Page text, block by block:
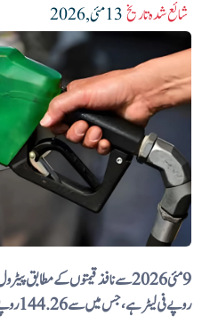
شائع شدہ تاریخ
روپے فی لیٹر ہے، جس میں سے 144.26 روپے یا 34.8 فیصد ٹیکسز اور لیویز پر مشتمل ہیں۔